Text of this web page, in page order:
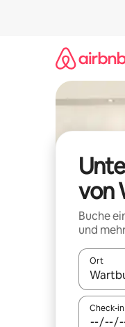
von
Buche
und
Ort
Wenn
Check-in